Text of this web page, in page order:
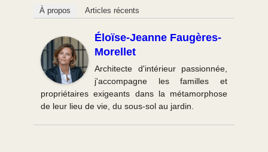
À propos Articles récents
Éloïse-Jeanne Faugères-
Morellet
Architecte d'intérieur passionnée,
j'accompagne les familles et
propriétaires exigeants dans la métamorphose
de leur lieu de vie, du sous-sol au jardin.